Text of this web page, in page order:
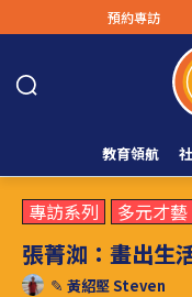
預約專訪
教育領航
專訪系列 多元才藝
張菁洳：畫出生
✎ 黃紹堅 Steven